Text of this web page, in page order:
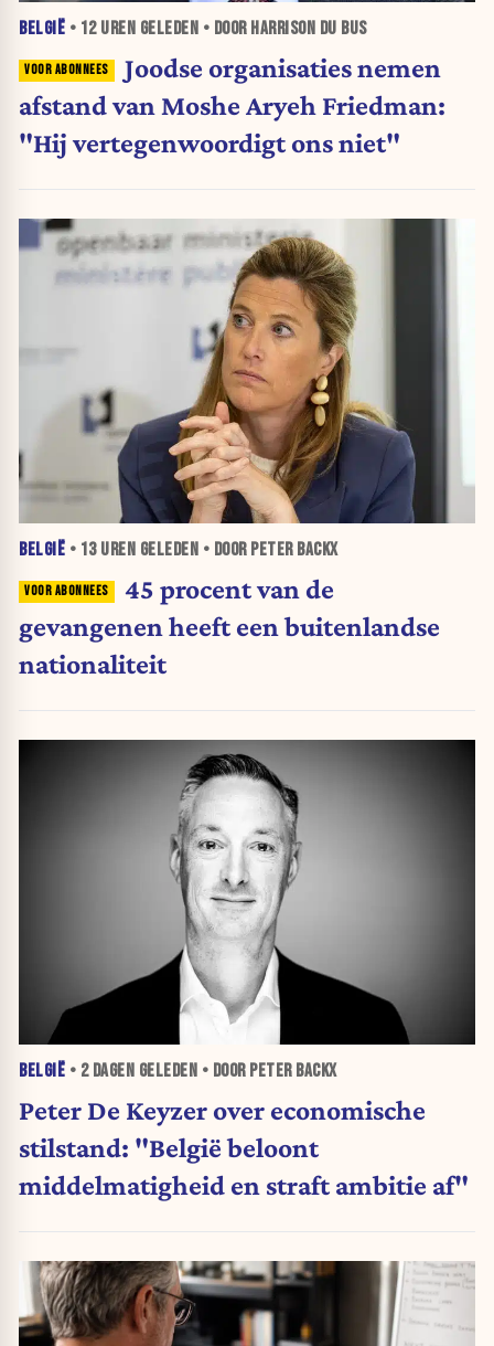
BELGIË • 12 UREN GELEDEN • DOOR HARRISON DU BUS
Joodse organisaties nemen
afstand van Moshe Aryeh Friedman:
"Hij vertegenwoordigt ons niet"
BELGIË • 13 UREN GELEDEN • DOOR PETER BACKX
45 procent van de
gevangenen heeft een buitenlandse
nationaliteit
BELGIË • 2 DAGEN GELEDEN • DOOR PETER BACKX
Peter De Keyzer over economische
stilstand: "België beloont
middelmatigheid en straft ambitie af"